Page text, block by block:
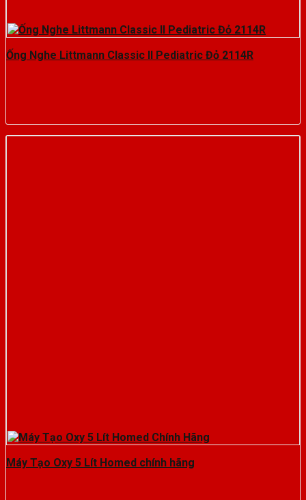
Ống Nghe Littmann Classic II Pediatric Đỏ 2114R
Máy Tạo Oxy 5 Lít Homed chính hãng